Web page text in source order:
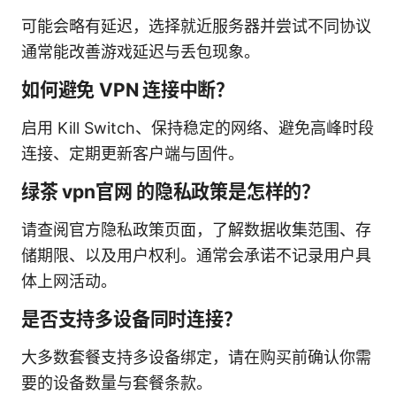
可能会略有延迟，选择就近服务器并尝试不同协议
通常能改善游戏延迟与丢包现象。
如何避免 VPN 连接中断？
启用 Kill Switch、保持稳定的网络、避免高峰时段
连接、定期更新客户端与固件。
绿茶 vpn官网 的隐私政策是怎样的？
请查阅官方隐私政策页面，了解数据收集范围、存
储期限、以及用户权利。通常会承诺不记录用户具
体上网活动。
是否支持多设备同时连接？
大多数套餐支持多设备绑定，请在购买前确认你需
要的设备数量与套餐条款。